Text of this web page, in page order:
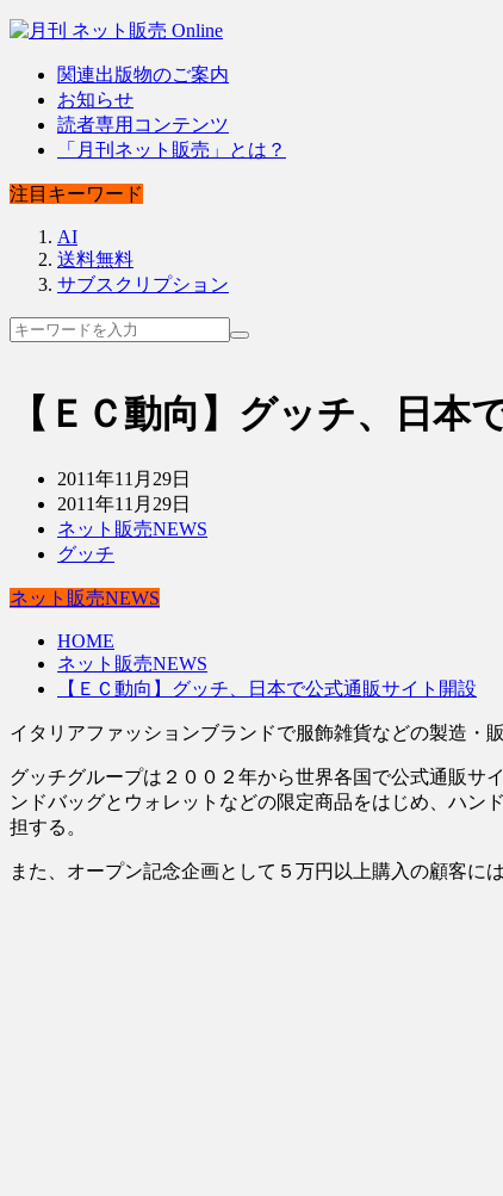
関連出版物のご案内
お知らせ
読者専用コンテンツ
「月刊ネット販売」とは？
注目キーワード
AI
送料無料
サブスクリプション
【ＥＣ動向】グッチ、日本
2011年11月29日
2011年11月29日
ネット販売NEWS
グッチ
ネット販売NEWS
HOME
ネット販売NEWS
【ＥＣ動向】グッチ、日本で公式通販サイト開設
イタリアファッションブランドで服飾雑貨などの製造・
グッチグループは２００２年から世界各国で公式通販サ
ンドバッグとウォレットなどの限定商品をはじめ、ハン
担する。
また、オープン記念企画として５万円以上購入の顧客